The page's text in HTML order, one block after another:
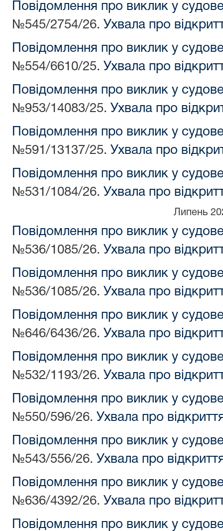
Повідомлення про виклик у
№545/2754/26. Ухвала про
Повідомлення про виклик у
№554/6610/25. Ухвала про
Повідомлення про виклик у
№953/14083/25. Ухвала про
Повідомлення про виклик у
№591/13137/25. Ухвала про
Повідомлення про виклик у
№531/1084/26. Ухвала про
Липень
Повідомлення про виклик у
№536/1085/26. Ухвала про
Повідомлення про виклик у
№536/1085/26. Ухвала про
Повідомлення про виклик у
№646/6436/26. Ухвала про
Повідомлення про виклик у
№532/1193/26. Ухвала про
Повідомлення про виклик у
№550/596/26. Ухвала про
Повідомлення про виклик у
№543/556/26. Ухвала про
Повідомлення про виклик у
№636/4392/26. Ухвала про
Повідомлення про виклик у